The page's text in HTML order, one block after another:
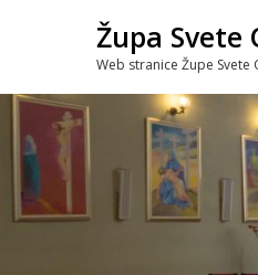
Župa Svete
Web stranice Župe Svete